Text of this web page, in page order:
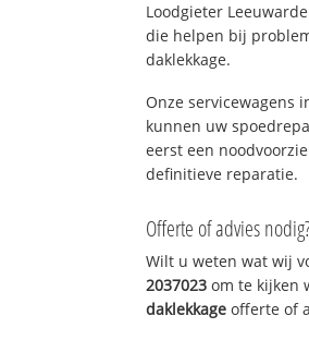
Loodgieter
die helpen bij
daklekkage.
Onze servicewagens
kunnen uw
eerst een
definitieve reparatie.
Offerte of advies
Wilt u weten wat wij
2037023 om te kijken
daklekkage offerte of